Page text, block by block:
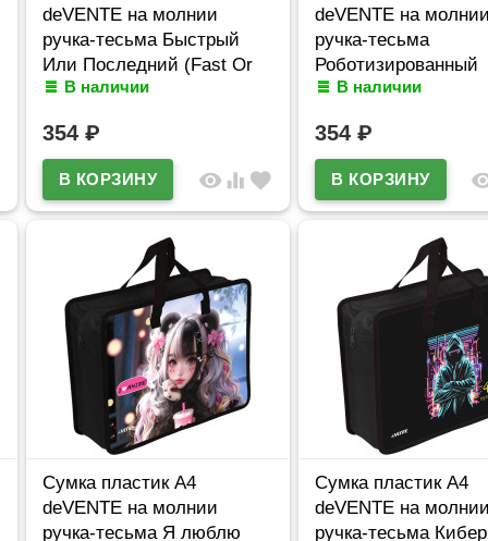
deVENTE на молнии
ручка-тесьма Быстрый
Или Последний (Fast Or
Last) 3D с расширением
В наличии
354 ₽
visibility equalizer favorite
deVENTE на молнии
ручка-тесьма
Роботизированный
(Robotic) 3D с
В наличии
354 ₽
Сумка пластик А4
deVENTE на молнии
ручка-тесьма Я люблю
Сумка пластик А4
deVENTE на молнии
ручка-тесьма Кибер